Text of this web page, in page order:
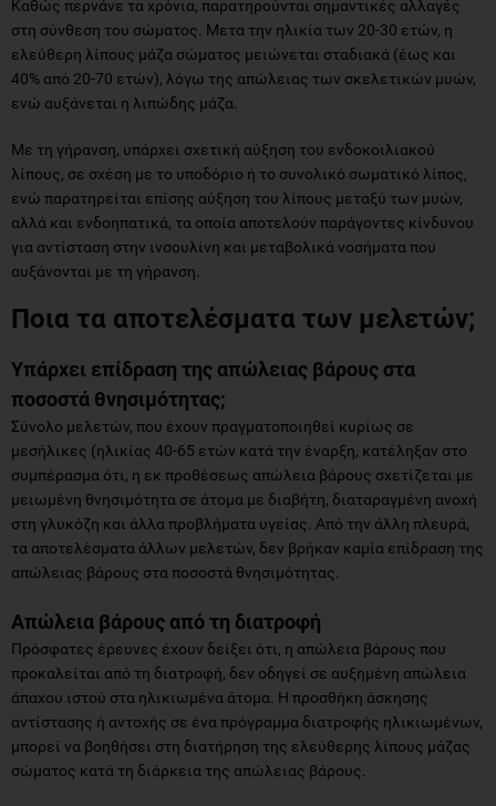
Καθώς περνάνε τα χρόνια, παρατηρούνται σημαντικές αλλαγές
στη σύνθεση του σώματος. Μετα την ηλικία των 20-30 ετών, η
ελεύθερη λίπους μάζα σώματος μειώνεται σταδιακά (έως και
40% από 20-70 ετών), λόγω της απώλειας των σκελετικών μυών,
ενώ αυξάνεται η λιπώδης μάζα.
Με τη γήρανση, υπάρχει σχετική αύξηση του ενδοκοιλιακού
λίπους, σε σχέση με το υποδόριο ή το συνολικό σωματικό λίπος,
ενώ παρατηρείται επίσης αύξηση του λίπους μεταξύ των μυών,
αλλά και ενδοηπατικά, τα οποία αποτελούν παράγοντες κίνδυνου
για αντίσταση στην ινσουλίνη και μεταβολικά νοσήματα που
αυξάνονται με τη γήρανση.
Ποια τα αποτελέσματα των μελετών;
Υπάρχει επίδραση της απώλειας βάρους στα
ποσοστά θνησιμότητας;
Σύνολο μελετών, που έχουν πραγματοποιηθεί κυρίως σε
μεσήλικες (ηλικίας 40-65 ετών κατά την έναρξη, κατέληξαν στο
συμπέρασμα ότι, η εκ προθέσεως απώλεια βάρους σχετίζεται με
μειωμένη θνησιμότητα σε άτομα με διαβήτη, διαταραγμένη ανοχή
στη γλυκόζη και άλλα προβλήματα υγείας. Από την άλλη πλευρά,
τα αποτελέσματα άλλων μελετών, δεν βρήκαν καμία επίδραση της
απώλειας βάρους στα ποσοστά θνησιμότητας.
Απώλεια βάρους από τη διατροφή
Πρόσφατες έρευνες έχουν δείξει ότι, η απώλεια βάρους που
προκαλείται από τη διατροφή, δεν οδηγεί σε αυξημένη απώλεια
άπαχου ιστού στα ηλικιωμένα άτομα. Η προσθήκη άσκησης
αντίστασης ή αντοχής σε ένα πρόγραμμα διατροφής ηλικιωμένων,
μπορεί να βοηθήσει στη διατήρηση της ελεύθερης λίπους μάζας
σώματος κατά τη διάρκεια της απώλειας βάρους.